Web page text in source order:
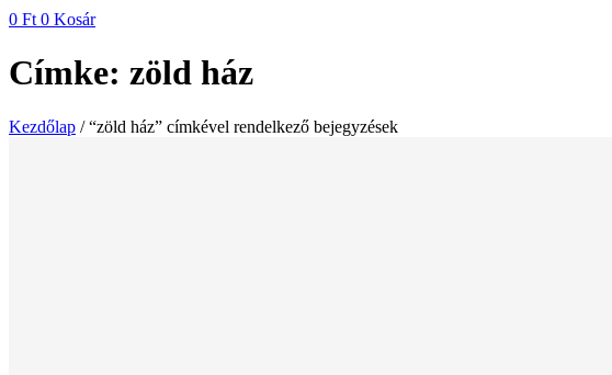
0 Ft 0 Kosár
Címke: zöld ház
Kezdőlap / “zöld ház” címkével rendelkező bejegyzések